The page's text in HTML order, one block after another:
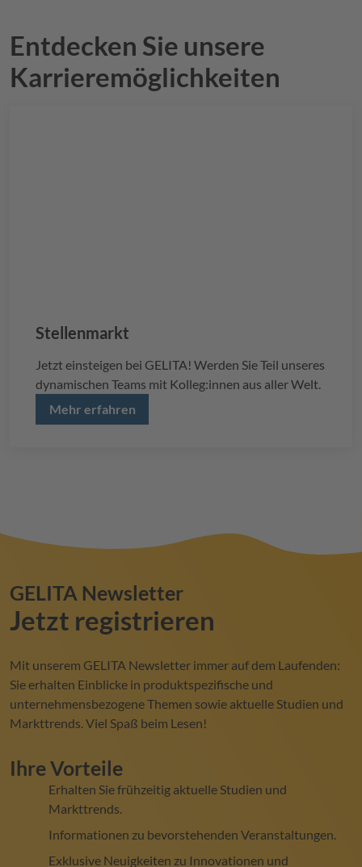
Entdecken Sie unsere
Karrieremöglichkeiten
Stellenmarkt
Jetzt einsteigen bei GELITA! Werden Sie Teil unseres
dynamischen Teams mit Kolleg:innen aus aller Welt.
Mehr erfahren
GELITA Newsletter
Jetzt registrieren
Mit unserem GELITA Newsletter immer auf dem Laufenden:
Sie erhalten Einblicke in produktspezifische und
unternehmensbezogene Themen sowie aktuelle Studien und
Markttrends. Viel Spaß beim Lesen!
Ihre Vorteile
Erhalten Sie frühzeitig aktuelle Studien und
Markttrends.
Informationen zu bevorstehenden Veranstaltungen.
Exklusive Neuigkeiten zu Innovationen und